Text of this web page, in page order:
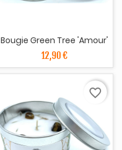
Bougie Green Tree 'Amour'
12,90 €
favorite_border